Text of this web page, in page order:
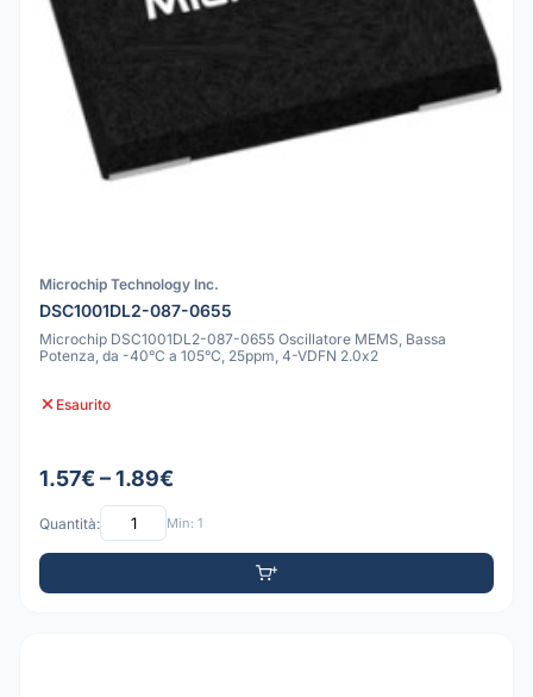
Microchip Technology Inc.
DSC1001DL2-087-0655
Microchip DSC1001DL2-087-0655 Oscillatore MEMS, Bassa
Potenza, da -40°C a 105°C, 25ppm, 4-VDFN 2.0x2
Esaurito
1.57€ – 1.89€
Quantità: Min: 1